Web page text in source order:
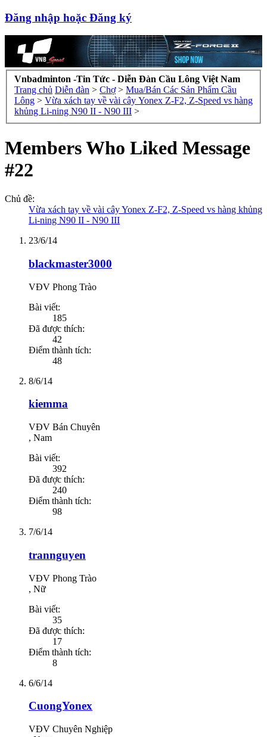
Đăng nhập hoặc Đăng ký
Vnbadminton -Tin Tức - Diễn Đàn Cầu Lông Việt Nam
Trang chủ Diễn đàn > Chợ > Mua/Bán Các Sản Phẩm Cầu
Lông > Vừa xách tay về vài cây Yonex Z-F2, Z-Speed vs hàng
khủng Li-ning N90 II - N90 III >
Members Who Liked Message
#22
Chủ đề:
Vừa xách tay về vài cây Yonex Z-F2, Z-Speed vs hàng khủng
Li-ning N90 II - N90 III
23/6/14
blackmaster3000
VĐV Phong Trào
Bài viết:
185
Đã được thích:
42
Điểm thành tích:
48
8/6/14
kiemma
VĐV Bán Chuyên
, Nam
Bài viết:
392
Đã được thích:
240
Điểm thành tích:
98
7/6/14
trannguyen
VĐV Phong Trào
, Nữ
Bài viết:
35
Đã được thích:
17
Điểm thành tích:
8
6/6/14
CuongYonex
VĐV Chuyên Nghiệp